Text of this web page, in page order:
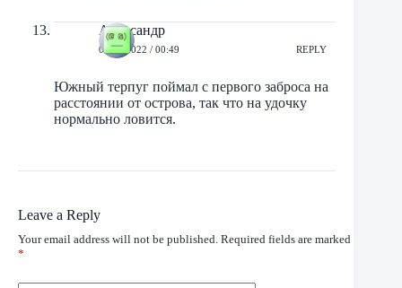
Александр
03/10/2022 / 00:49 REPLY
Южный терпуг поймал с первого заброса на
расстоянии от острова, так что на удочку
нормально ловится.
Leave a Reply
Your email address will not be published. Required fields are marked
*